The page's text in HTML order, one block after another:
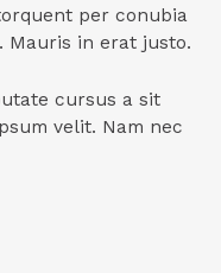
per conubia
Mauris in erat justo.
cursus a sit
velit. Nam nec